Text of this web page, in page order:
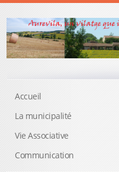
Accueil
La municipalité
Vie Associative
Communication